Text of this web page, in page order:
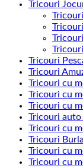
Tricouri
Tricouri
Tricouri
Tricouri cu
Tricouri cu
Tricouri cu
Tricouri auto
Tricouri cu
Tricouri
Tricouri cu
Tricouri cu